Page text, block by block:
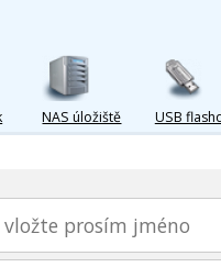
NAS úložiště USB